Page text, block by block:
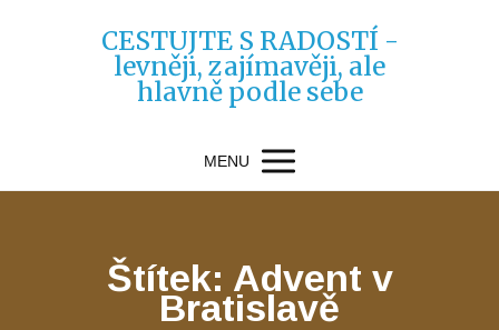
CESTUJTE S RADOSTÍ -
levněji, zajímavěji, ale
hlavně podle sebe
MENU
Štítek: Advent v
Bratislavě